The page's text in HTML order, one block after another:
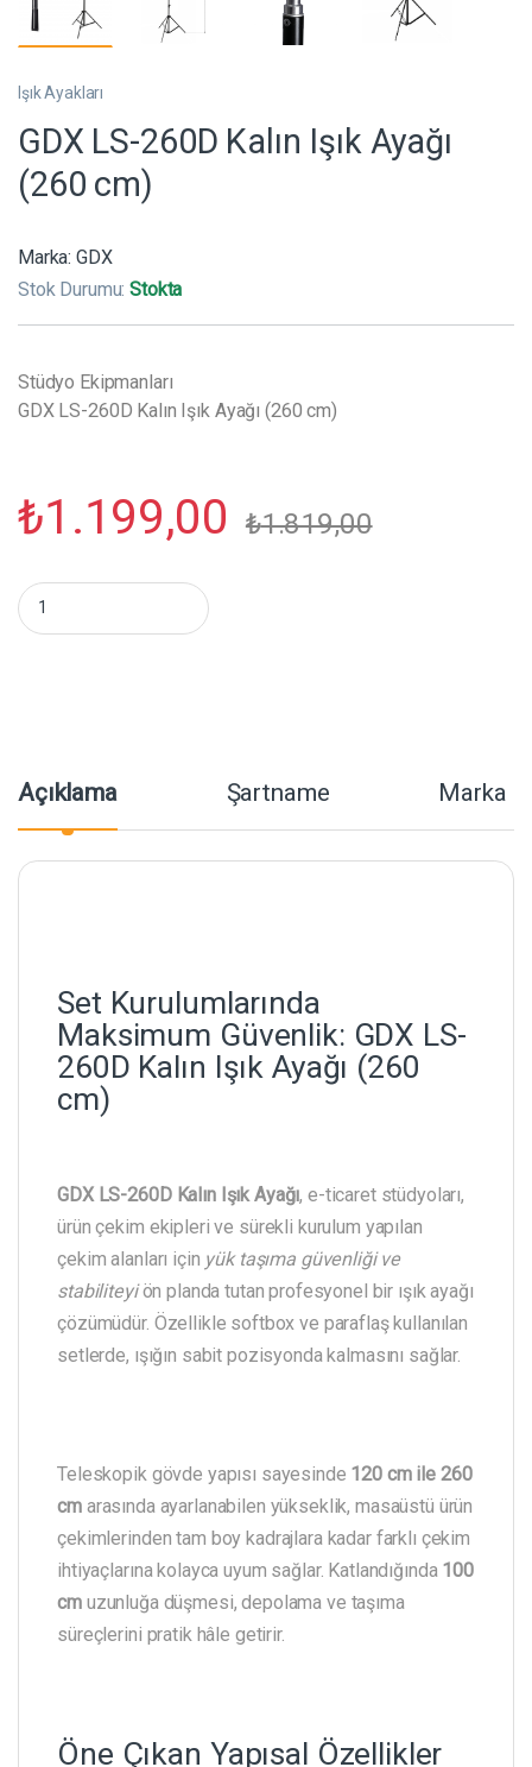
Işık Ayakları
GDX LS-260D Kalın Işık Ayağı
(260 cm)
Marka: GDX
Stok Durumu:Stokta
Stüdyo Ekipmanları
GDX LS-260D Kalın Işık Ayağı (260 cm)
₺1.199,00 ₺1.819,00
GDX LS-260D Kalın Işık Ayağı (260 cm) miktar
Açıklama Şartname Marka
Set Kurulumlarında
Maksimum Güvenlik: GDX LS-
260D Kalın Işık Ayağı (260
cm)
GDX LS-260D Kalın Işık Ayağı, e-ticaret stüdyoları,
ürün çekim ekipleri ve sürekli kurulum yapılan
çekim alanları için yük taşıma güvenliği ve
stabiliteyiön planda tutan profesyonel bir ışık ayağı
çözümüdür. Özellikle softbox ve paraflaş kullanılan
setlerde, ışığın sabit pozisyonda kalmasını sağlar.
Teleskopik gövde yapısı sayesinde 120 cm ile 260
cmarasında ayarlanabilen yükseklik, masaüstü ürün
çekimlerinden tam boy kadrajlara kadar farklı çekim
ihtiyaçlarına kolayca uyum sağlar. Katlandığında 100
cmuzunluğa düşmesi, depolama ve taşıma
süreçlerini pratik hâle getirir.
Öne Çıkan Yapısal Özellikler